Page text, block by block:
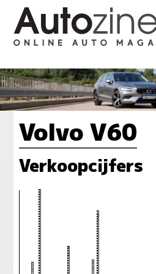
Volvo V60
Verkoopcijfers
467
744
528
476
659